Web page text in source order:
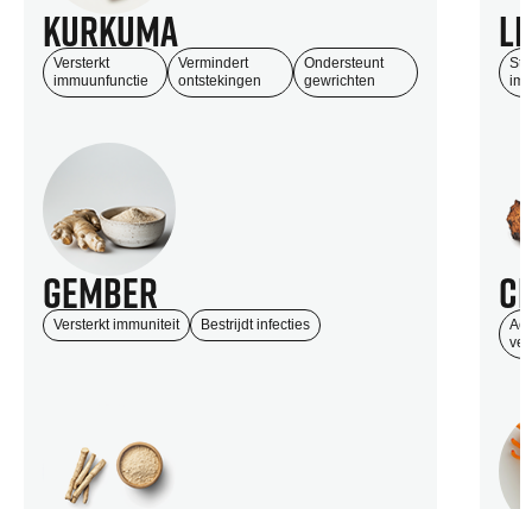
Kurkuma
Versterkt
immuunfunctie
Vermindert
ontstekingen
Ondersteunt
gewrichten
Gember
Versterkt immuniteit Bestrijdt infecties